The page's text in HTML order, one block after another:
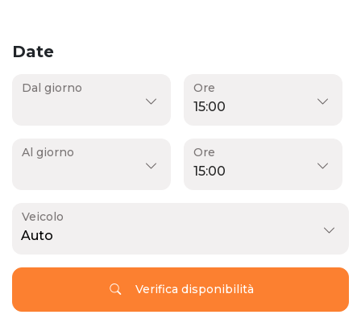
Date
Dal giorno Ore
Al giorno Ore
Veicolo
Auto
Verifica disponibilità